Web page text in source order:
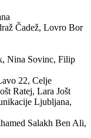
Čadež, Lovro Bor
Nina Sovinc, Filip
22, Celje
Ratej, Lara Jošt
Ljubljana,
Salakh Ben Ali,